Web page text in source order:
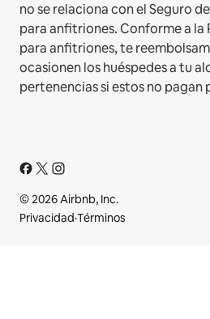
no se relaciona con el Seguro
para anfitriones. Conforme a
para anfitriones, te
ocasionen los huéspedes a tu
pertenencias si estos no pagan
© 2026 Airbnb, Inc.
Privacidad·Términos